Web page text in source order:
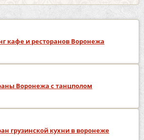
кафе и ресторанов Воронежа
Воронежа с танцполом
грузинской кухни в воронеже